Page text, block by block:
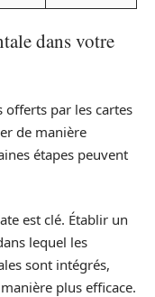
dans votre
par les cartes
de manière
étapes peuvent
est clé. Établir un
lequel les
sont intégrés,
plus efficace.